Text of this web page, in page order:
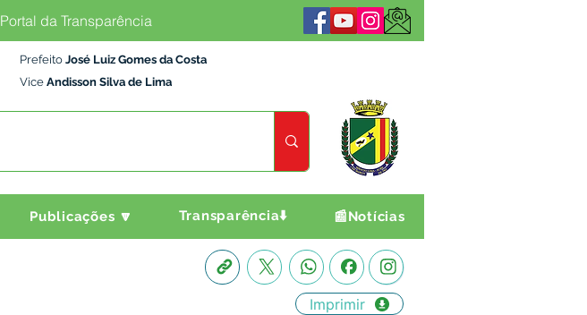
Portal da Transparência
Prefeito José Luiz Gomes da Costa
Vice Andisson Silva de Lima
Publicações 🔽 Transparência⬇️ 📰Notícias
Imprimir